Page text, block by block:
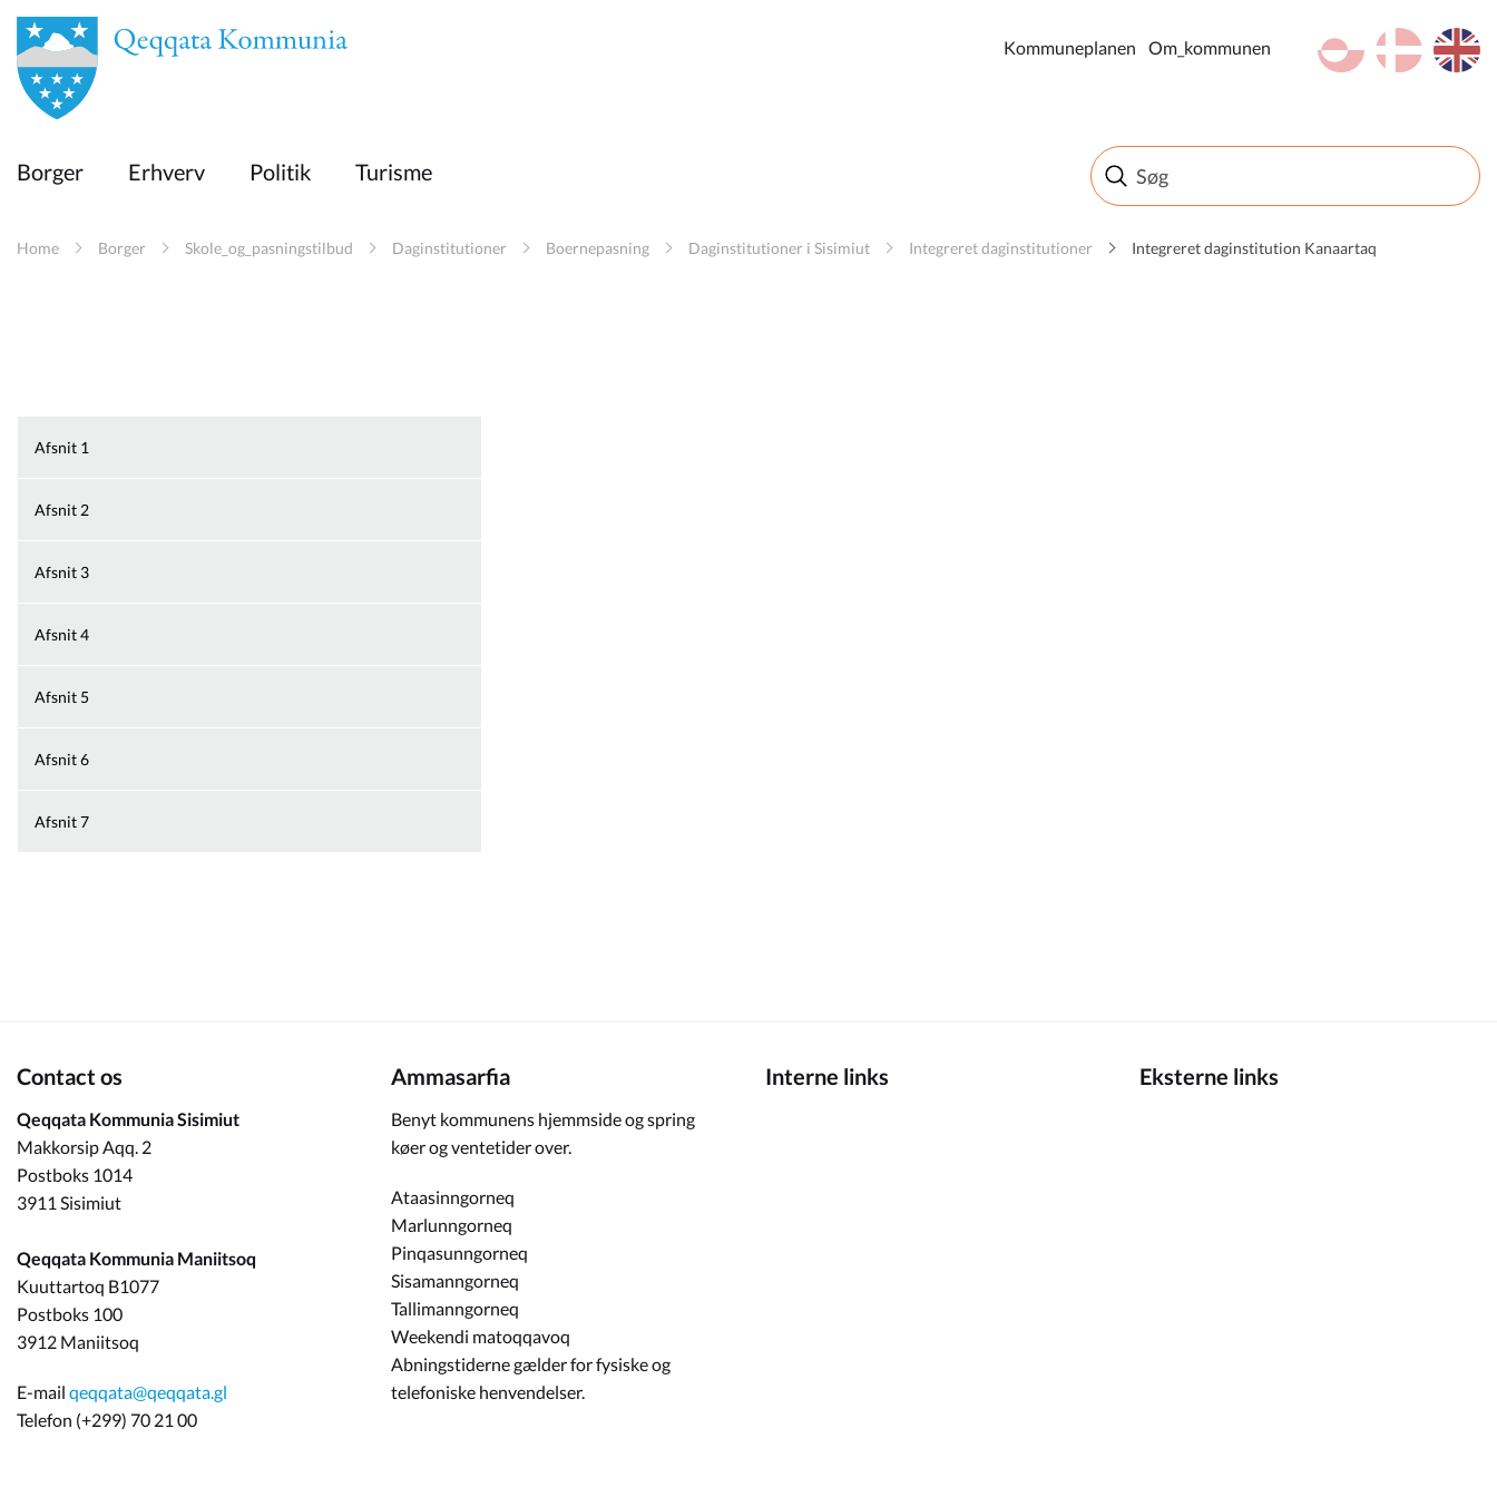
en
Borger
Erhverv
en
da
kl-GL
Kommuneplanen Om_kommunen
Borger Erhverv Politik Turisme
Home Borger Skole_og_pasningstilbud Daginstitutioner Boernepasning Daginstitutioner i Sisimiut Integreret daginstitutioner Integreret daginstitution Kanaartaq
Afsnit 1
Afsnit 2
Afsnit 3
Afsnit 4
Afsnit 5
Afsnit 6
Afsnit 7
Contact os
Qeqqata Kommunia Sisimiut
Makkorsip Aqq. 2
Postboks 1014
3911 Sisimiut
Qeqqata Kommunia Maniitsoq
Kuuttartoq B1077
Postboks 100
3912 Maniitsoq
E-mail qeqqata@qeqqata.gl
Telefon (+299) 70 21 00
Ammasarfia
Benyt kommunens hjemmside og spring
køer og ventetider over.
Ataasinngorneq
Marlunngorneq
Pinqasunngorneq
Sisamanngorneq
Tallimanngorneq
Weekendi matoqqavoq
Abningstiderne gælder for fysiske og
telefoniske henvendelser.
Interne links Eksterne links